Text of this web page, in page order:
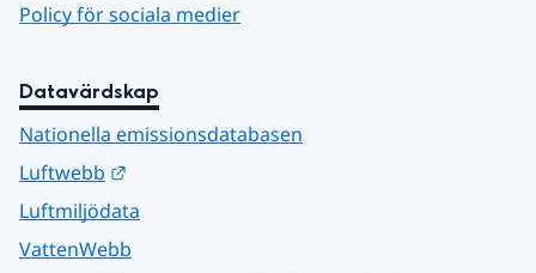
Policy för sociala medier
Datavärdskap
Nationella emissionsdatabasen
Luftwebb
Luftmiljödata
VattenWebb